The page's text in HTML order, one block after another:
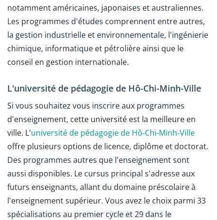
notamment américaines, japonaises et australiennes.
Les programmes d'études comprennent entre autres,
la gestion industrielle et environnementale, l'ingénierie
chimique, informatique et pétrolière ainsi que le
conseil en gestion internationale.
L'université de pédagogie de Hô-Chi-Minh-Ville
Si vous souhaitez vous inscrire aux programmes
d'enseignement, cette université est la meilleure en
ville. L'université de pédagogie de Hô-Chi-Minh-Ville
offre plusieurs options de licence, diplôme et doctorat.
Des programmes autres que l'enseignement sont
aussi disponibles. Le cursus principal s'adresse aux
futurs enseignants, allant du domaine préscolaire à
l'enseignement supérieur. Vous avez le choix parmi 33
spécialisations au premier cycle et 29 dans le